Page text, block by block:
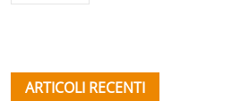
ARTICOLI RECENTI